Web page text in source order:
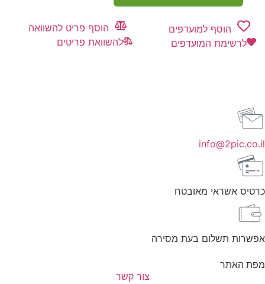
הוסף למועדפים
לרשימת המועדפים
הוסף פריט להשוואה
להשוואת פריטים
info@2pic.co.il
כרטיס אשראי מאובטח
אפשרות תשלום בעת מסירה
מפת האתר
צור קשר